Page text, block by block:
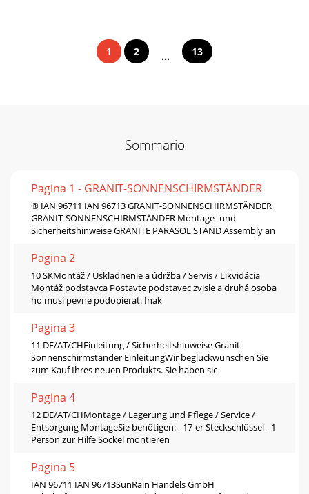
1 2 ... 13
Sommario
Pagina 1 - GRANIT-SONNENSCHIRMSTÄNDER
® IAN 96711 IAN 96713 GRANIT-SONNENSCHIRMSTÄNDER
GRANIT-SONNENSCHIRMSTÄNDER Montage- und
Sicherheitshinweise GRANITE PARASOL STAND Assembly an
Pagina 2
10 SKMontáž / Uskladnenie a údržba / Servis / Likvidácia
Montáž podstavca Postavte podstavec zvisle a druhá osoba
ho musí pevne podopierať. Inak
Pagina 3
11 DE/AT/CHEinleitung / Sicherheitshinweise Granit-
Sonnenschirmständer EinleitungWir beglückwünschen Sie
zum Kauf Ihres neuen Produkts. Sie haben sic
Pagina 4
12 DE/AT/CHMontage / Lagerung und Pflege / Service /
Entsorgung MontageSie benötigen:– 17-er Steckschlüssel– 1
Person zur Hilfe Sockel montieren
Pagina 5
IAN 96711 IAN 96713SunRain Handels GmbH